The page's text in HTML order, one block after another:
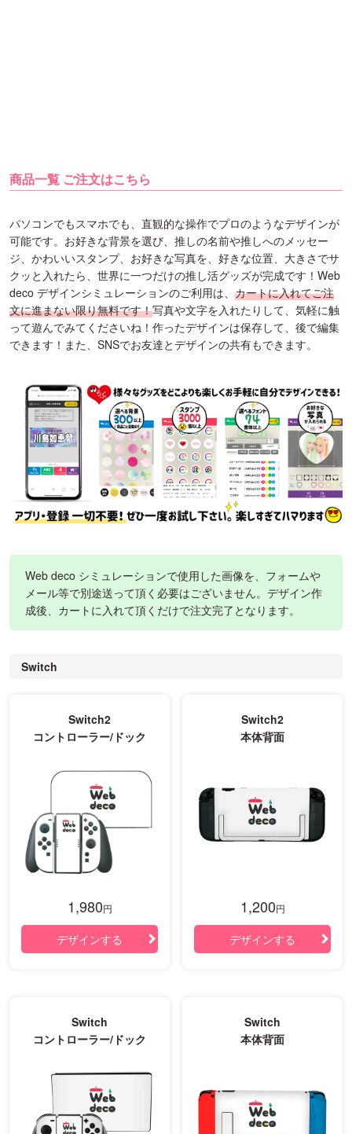
商品一覧 ご注文はこちら
パソコンでもスマホでも、直観的な操作でプロのようなデザインが
可能です。お好きな背景を選び、推しの名前や推しへのメッセー
ジ、かわいいスタンプ、お好きな写真を、好きな位置、大きさでサ
クッと入れたら、世界に一つだけの推し活グッズが完成です！Web
deco デザインシミュレーションのご利用は、 カートに入れてご注
文に進まない限り無料です！写真や文字を入れたりして、気軽に触
って遊んでみてくださいね！作ったデザインは保存して、後で編集
できます！また、SNSでお友達とデザインの共有もできます。
Web deco シミュレーションで使用した画像を、フォームや
メール等で別途送って頂く必要はございません。デザイン作
成後、カートに入れて頂くだけで注文完了となります。
Switch
Switch2
コントローラー/ドック
1,980円
デザインする
Switch2
本体背面
1,200円
デザインする
Switch
コントローラー/ドック
Switch
本体背面